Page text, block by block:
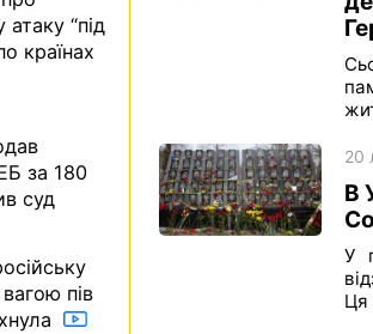
20
В
У
Ця
“під
країнах
за 180
суд
пів